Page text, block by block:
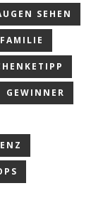
SEHEN
FAMILIE
GEWINNER